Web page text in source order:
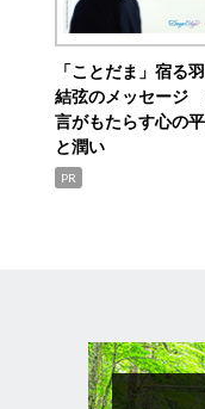
「ことだま」宿る
結弦のメッセージ
言がもたらす心の
と潤い
PR